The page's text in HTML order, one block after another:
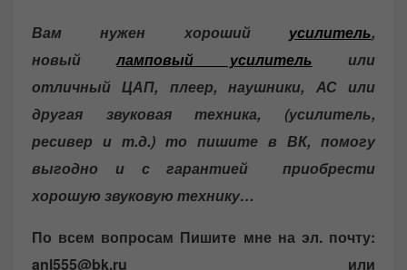
Вам нужен хороший усилитель,
новыйламповый усилитель или
отличный ЦАП, плеер, наушники, АС или
другая звуковая техника, (усилитель,
ресивер и т.д.) то пишите в ВК, помогу
выгодно и с гарантией приобрести
хорошую звуковую технику…
По всем вопросам Пишите мне на эл. почту:
anl555@bk.ru или